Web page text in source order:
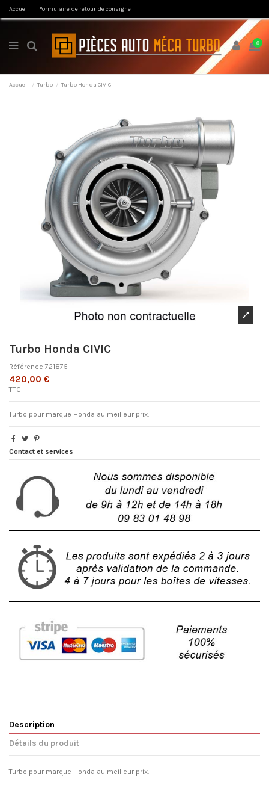
Accueil Formulaire de retour de consigne
0
Accueil Turbo Turbo Honda CIVIC
Turbo Honda CIVIC
Référence 721875
420,00 €
TTC
Turbo pour marque Honda au meilleur prix.
Contact et services
Description
Détails du produit
Turbo pour marque Honda au meilleur prix.